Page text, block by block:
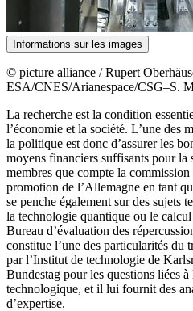
Informations sur les images
© picture alliance / Rupert
ESA/CNES/Arianespace/CSG–S.
La recherche est la condition
l’économie et la société. L’une des
la politique est donc d’assurer les
moyens financiers suffisants pour la
membres que compte la
promotion de l’Allemagne en tant
se penche également sur des sujets
la technologie quantique ou le
Bureau d’évaluation des
constitue l’une des particularités du
par l’Institut de technologie de
Bundestag pour les questions liées
technologique, et il lui fournit des
d’expertise.